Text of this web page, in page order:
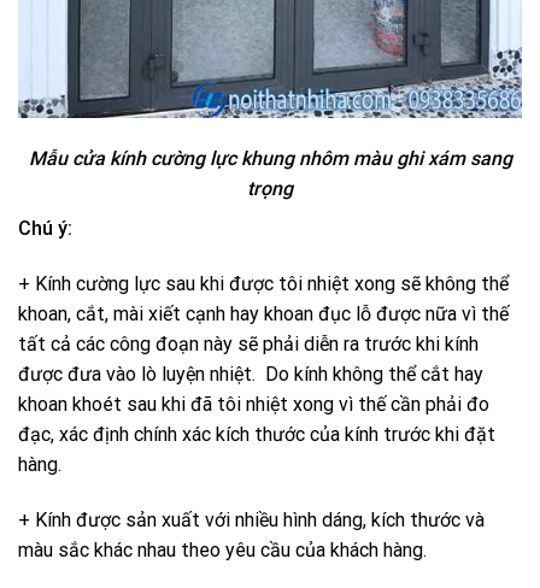
Mẫu cửa kính cường lực khung nhôm màu ghi xám sang
trọng
Chú ý:
+ Kính cường lực sau khi được tôi nhiệt xong sẽ không thể
khoan, cắt, mài xiết cạnh hay khoan đục lỗ được nữa vì thế
tất cả các công đoạn này sẽ phải diễn ra trước khi kính
được đưa vào lò luyện nhiệt. Do kính không thể cắt hay
khoan khoét sau khi đã tôi nhiệt xong vì thế cần phải đo
đạc, xác định chính xác kích thước của kính trước khi đặt
hàng.
+ Kính được sản xuất với nhiều hình dáng, kích thước và
màu sắc khác nhau theo yêu cầu của khách hàng.